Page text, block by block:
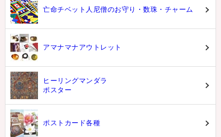
亡命チベット人尼僧のお守り・数珠・チャーム
アマナマナアウトレット
ヒーリングマンダラ
ポスター
ポストカード各種